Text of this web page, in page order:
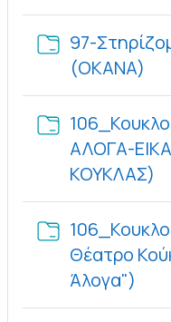
97-
(ΟΚΑΝΑ)
ΑΛΟΓΑ-
ΚΟΥΚΛΑΣ)
Θέατρο
Άλογα")